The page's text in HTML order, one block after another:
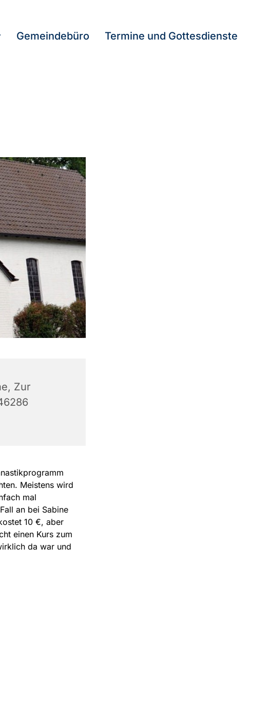
Gemeindebüro Termine und Gottesdienste
Zur
Meistens wird
mal
an bei Sabine
10 €, aber
einen Kurs zum
da war und